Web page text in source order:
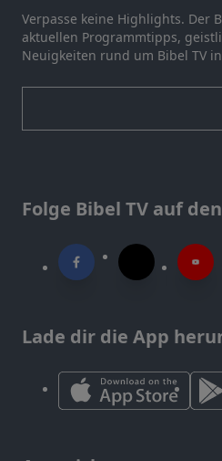
Verpasse keine Highlights. Der
aktuellen Programmtipps,
Neuigkeiten rund um Bibel TV
Folge Bibel TV auf
Lade dir die App